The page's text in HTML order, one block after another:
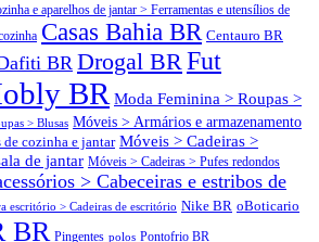
e aparelhos de jantar > Ferramentas e utensílios de
Casas Bahia BR Centauro BR
BRDrogal BRFut
BR Moda Feminina > Roupas >
> Blusas Móveis > Armários e armazenamento
cozinha e jantar Móveis > Cadeiras >
de jantar Móveis > Cadeiras > Pufes redondos
> Cabeceiras e estribos de
escritório > Cadeiras de escritório Nike BR oBoticario
BR Pingentes polos Pontofrio BR